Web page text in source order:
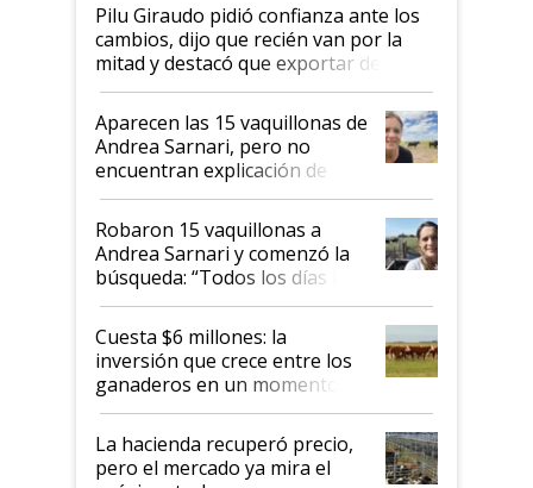
Pilu Giraudo pidió confianza ante los
cambios, dijo que recién van por la
mitad y destacó que exportar dejó de
ser "para unos pocos": "Tenemos un
mandato muy claro del gobierno
nacional"
Aparecen las 15 vaquillonas de
Andrea Sarnari, pero no
encuentran explicación de
cómo llegaron allí
Robaron 15 vaquillonas a
Andrea Sarnari y comenzó la
búsqueda: “Todos los días le
toca a algún productor”
Cuesta $6 millones: la
inversión que crece entre los
ganaderos en un momento
histórico para la actividad
La hacienda recuperó precio,
pero el mercado ya mira el